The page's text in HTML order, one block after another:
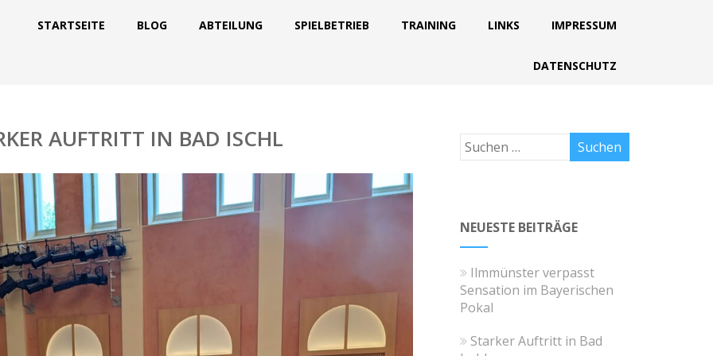
STARTSEITE BLOG ABTEILUNG SPIELBETRIEB TRAINING LINKS IMPRESSUM
DATENSCHUTZ
AUFTRITT IN BAD ISCHL
NEUESTE BEITRÄGE
Ilmmünster verpasst
Sensation im Bayerischen
Pokal
Starker Auftritt in Bad